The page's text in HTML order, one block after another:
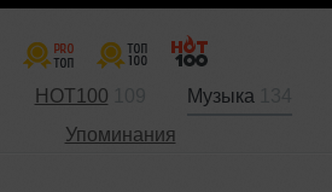
HOT100 Музыка
Упоминания